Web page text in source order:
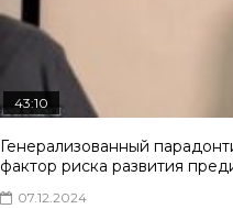
43:10
Генерализованный
фактор риска развития
07.12.2024